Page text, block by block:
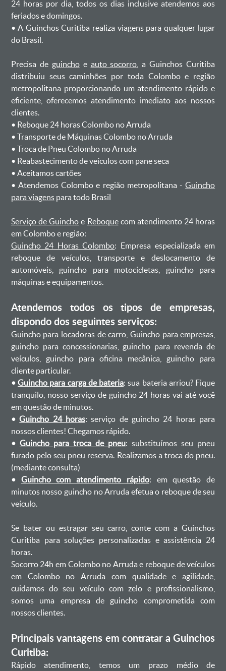
24 horas por dia, todos os dias inclusive atendemos aos
feriados e domingos.
ㅤㅤ• A Guinchos Curitiba realiza viagens para qualquer lugar
do Brasil.
Precisa de guinchoe auto socorro , a Guinchos Curitiba
distribuiu seus caminhões por toda Colombo e região
metropolitana proporcionando um atendimento rápido e
eficiente, oferecemos atendimento imediato aos nossos
clientes.
ㅤㅤ• Reboque 24 horas Colombo no Arruda
ㅤㅤ• Transporte de Máquinas Colombo no Arruda
ㅤㅤ• Troca de Pneu Colombo no Arruda
ㅤㅤ• Reabastecimento de veículos com pane seca
ㅤㅤ• Aceitamos cartões
ㅤㅤ• Atendemos Colombo e região metropolitana -Guincho
para viagenspara todo Brasil
Serviço de Guincho e Reboquecom atendimento 24 horas
em Colombo e região:
Guincho 24 Horas Colombo: Empresa especializada em
reboque de veículos, transporte e deslocamento de
automóveis, guincho para motocicletas, guincho para
máquinas e equipamentos.
Atendemos todos os tipos de empresas,
dispondo dos seguintes serviços:
Guincho para locadoras de carro, Guincho para empresas,
guincho para concessionarias, guincho para revenda de
veículos, guincho para oficina mecânica, guincho para
cliente particular.
•Guincho para carga de bateria: sua bateria arriou? Fique
tranquilo, nosso serviço de guincho 24 horas vai até você
em questão de minutos.
•Guincho 24 horas: serviço de guincho 24 horas para
nossos clientes! Chegamos rápido.
• Guincho para troca de pneu: substituímos seu pneu
furado pelo seu pneu reserva. Realizamos a troca do pneu.
(mediante consulta)
• Guincho com atendimento rápido: em questão de
minutos nosso guincho no Arruda efetua o reboque de seu
veículo.
Se bater ou estragar seu carro, conte com a Guinchos
Curitiba para soluções personalizadas e assistência 24
horas.
Socorro 24h em Colombo no Arruda e reboque de veículos
em Colombo no Arruda com qualidade e agilidade,
cuidamos do seu veículo com zelo e profissionalismo,
somos uma empresa de guincho comprometida com
nossos clientes.
Principais vantagens em contratar a Guinchos
Curitiba:
Rápido atendimento, temos um prazo médio de